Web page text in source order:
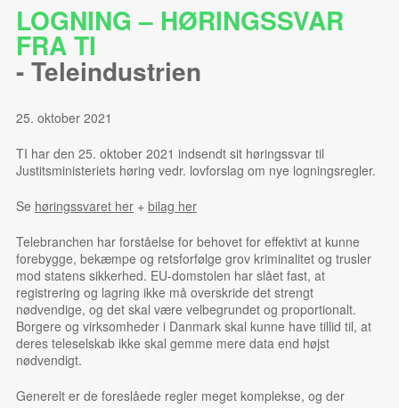
LOGNING – HØRINGSSVAR
FRA TI
-Teleindustrien
25. oktober 2021
TI har den 25. oktober 2021 indsendt sit høringssvar til
Justitsministeriets høring vedr. lovforslag om nye logningsregler.
Se høringssvaret her+ bilag her
Telebranchen har forståelse for behovet for effektivt at kunne
forebygge, bekæmpe og retsforfølge grov kriminalitet og trusler
mod statens sikkerhed. EU-domstolen har slået fast, at
registrering og lagring ikke må overskride det strengt
nødvendige, og det skal være velbegrundet og proportionalt.
Borgere og virksomheder i Danmark skal kunne have tillid til, at
deres teleselskab ikke skal gemme mere data end højst
nødvendigt.
Generelt er de foreslåede regler meget komplekse, og der